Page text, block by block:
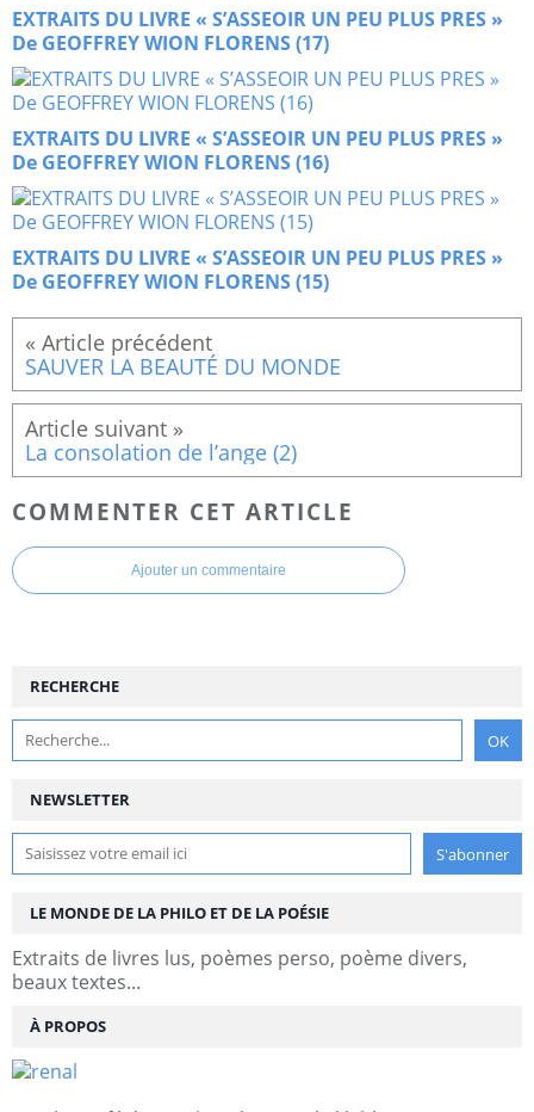
EXTRAITS DU LIVRE « S’ASSEOIR UN PEU PLUS PRES »
De GEOFFREY WION FLORENS (17)
EXTRAITS DU LIVRE « S’ASSEOIR UN PEU PLUS PRES »
De GEOFFREY WION FLORENS (16)
EXTRAITS DU LIVRE « S’ASSEOIR UN PEU PLUS PRES »
De GEOFFREY WION FLORENS (15)
SAUVER LA BEAUTÉ DU MONDE
La consolation de l’ange (2)
COMMENTER CET ARTICLE
Ajouter un commentaire
NEWSLETTER
RECHERCHE
LE MONDE DE LA PHILO ET DE LA POÉSIE
Extraits de livres lus, poèmes perso, poème divers,
beaux textes...
À PROPOS